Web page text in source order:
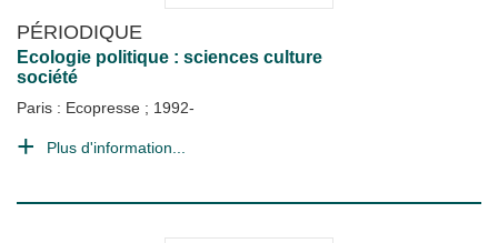
PÉRIODIQUE
Ecologie politique : sciences culture
société
Paris : Ecopresse ; 1992-
Plus d'information...